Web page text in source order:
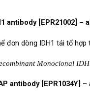
antibody [EPR21002] –
đơn dòng IDH1 tái tổ hợp
Monoclonal
antibody [EPR1034Y] –